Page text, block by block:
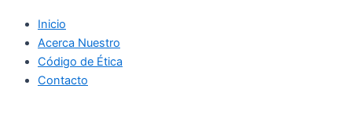
Inicio
Acerca Nuestro
Código de Ética
Contacto